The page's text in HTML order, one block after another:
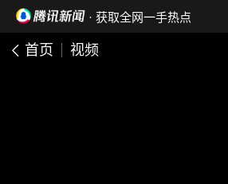
· 获取全网一手热点
首页 视频